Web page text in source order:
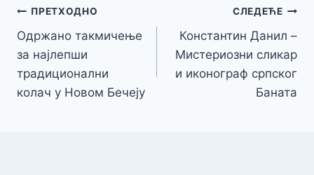
Кретање
чланка
ПРЕТХОДНО
Одржано такмичење
за најлепши
традиционални
колач у Новом Бечеју
СЛЕДЕЋЕ
Константин Данил –
Мистериозни сликар
и иконограф српског
Баната